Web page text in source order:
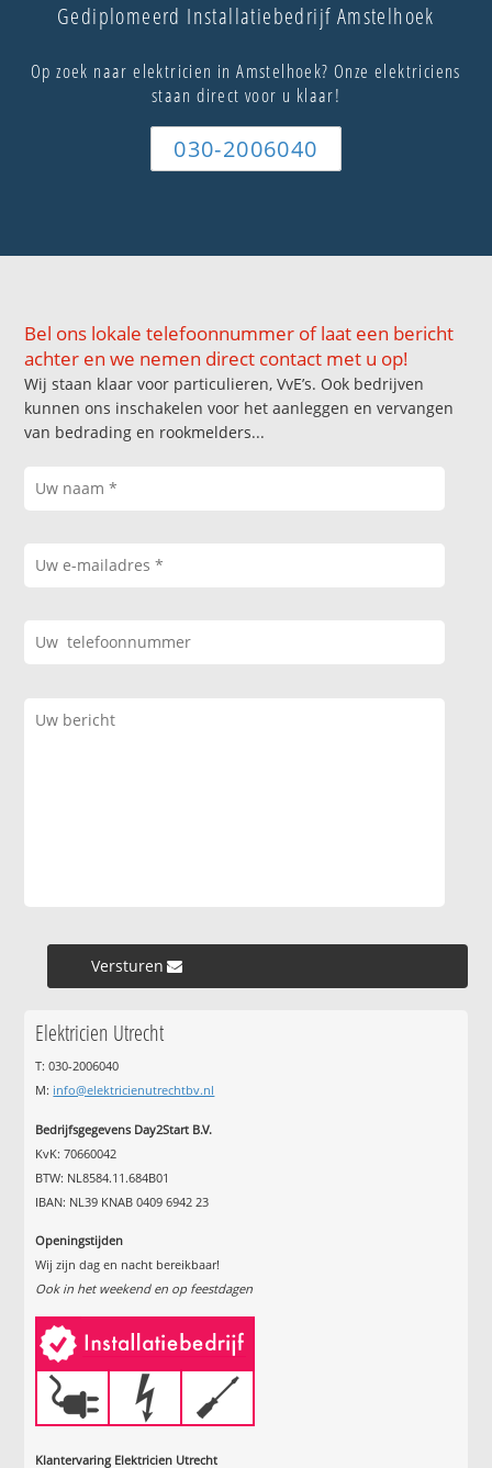
Gediplomeerd Installatiebedrijf Amstelhoek
Op zoek naar elektricien in Amstelhoek? Onze elektriciens
staan direct voor u klaar!
030-2006040
Bel ons lokale telefoonnummer of laat een bericht
achter en we nemen direct contact met u op!
Wij staan klaar voor particulieren, VvE’s. Ook bedrijven
kunnen ons inschakelen voor het aanleggen en vervangen
van bedrading en rookmelders...
Versturen »
Elektricien Utrecht
T: 030-2006040
M: info@elektricienutrechtbv.nl
Bedrijfsgegevens Day2Start B.V.
KvK: 70660042
BTW: NL8584.11.684B01
IBAN: NL39 KNAB 0409 6942 23
Openingstijden
Wij zijn dag en nacht bereikbaar!
Ook in het weekend en op feestdagen
Klantervaring Elektricien Utrecht